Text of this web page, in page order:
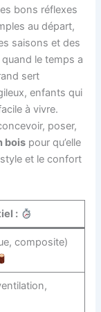
bons réflexes
au départ,
saisons et des
le temps a
sert
enfants qui
à vivre.
poser,
bois pour qu’elle
et le confort
:
composite)